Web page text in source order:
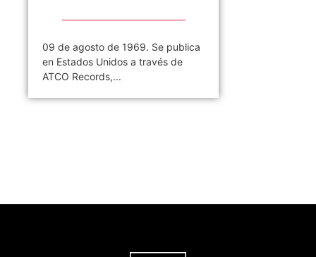
09 de agosto de 1969. Se publica
en Estados Unidos a través de
ATCO Records,...